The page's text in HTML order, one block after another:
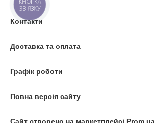
Контакти
Доставка та оплата
Графік роботи
Повна версія сайту
ЗВ'ЯЗКУ